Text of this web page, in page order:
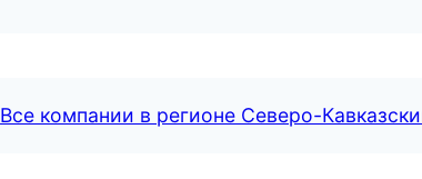
Все компании в регионе Северо-